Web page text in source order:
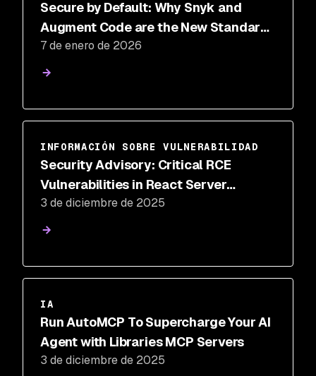
Secure by Default: Why Snyk and
Augment Code are the New Standard
for AI Development
7 de enero de 2026
INFORMACIÓN SOBRE VULNERABILIDAD
Security Advisory: Critical RCE
Vulnerabilities in React Server
Components (CVE-2025-55182)
3 de diciembre de 2025
IA
Run AutoMCP To Supercharge Your AI
Agent with Libraries MCP Servers
3 de diciembre de 2025